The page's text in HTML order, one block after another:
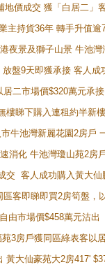
價成交 獲「白居二」
主持貨36年 轉手升值逾
夜景及獅子山景 牛池
盤9天即獲承接 客人
二市場價$320萬元承接
樓睇下購入連租約半新
牛池灣新麗花園2房戶
消化 牛池灣瓊山苑2房
交 客人成功購入黃大
客即睇即買2房筍盤，
由市場價$458萬元沽出
3房戶獲同區綠表客以
黃大仙豪苑大2房417'